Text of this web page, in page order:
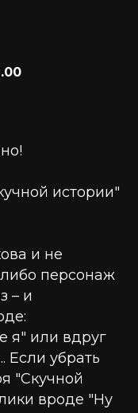
истории"
и не
персонаж
– и
я" или вдруг
Если убрать
"Скучной
вроде "Ну